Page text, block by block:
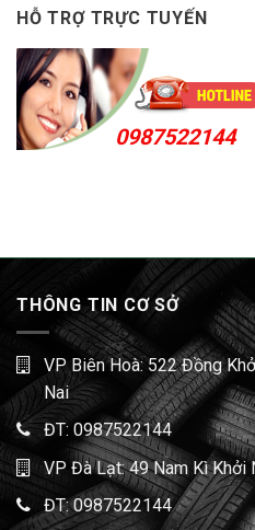
HỖ TRỢ TRỰC TUYẾN
0987522144
THÔNG TIN CƠ SỞ
VP Biên Hoà: 522 Đồng
Nai
ĐT: 0987522144
VP Đà Lạt: 49 Nam Kì Khởi
ĐT:0987522144